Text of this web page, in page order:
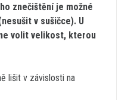
znečištění je možné
v sušičce). U
volit velikost, kterou
lišit v závislosti na